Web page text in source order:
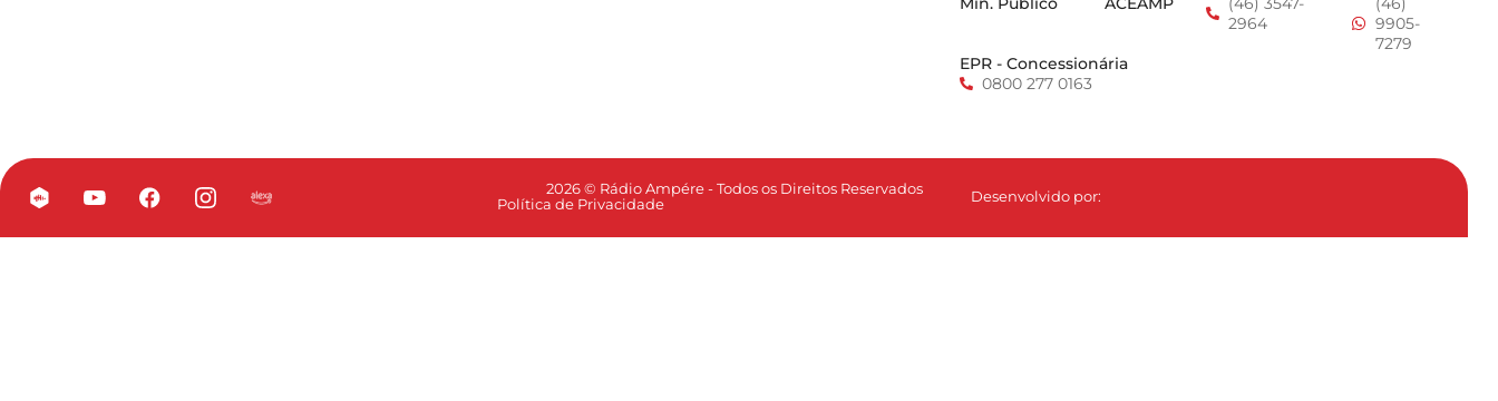
2964
9905-
7279
EPR - Concessionária
0800 277 0163
2026 © Rádio Ampére - Todos os Direitos Reservados
Política de Privacidade
Desenvolvido por: